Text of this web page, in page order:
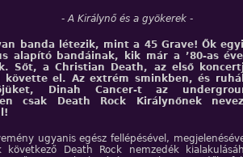
- A Királynő és a gyökerek -
banda létezik, mint a 45 Grave! Ők
alapító bandáinak, kik már a ’80-as
Sőt, a Christian Death, az első
követte el. Az extrém sminkben, és
Dinah Cancer-t az
csak Death Rock Királynőnek
ugyanis egész fellépésével,
következő Death Rock nemzedék